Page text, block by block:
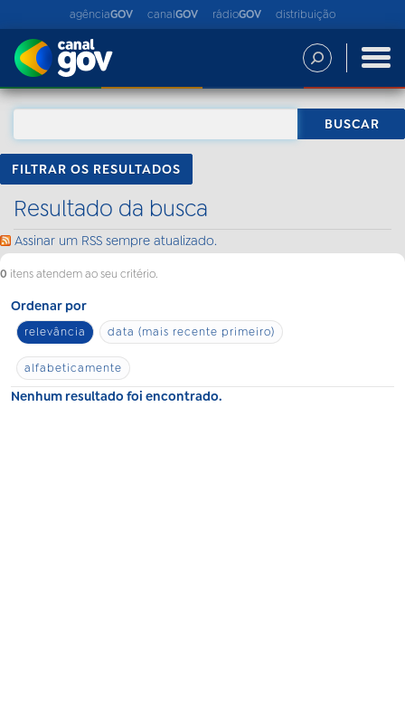
agênciaGOV canalGOV rádioGOV distribuição
FILTRAR OS RESULTADOS
Resultado da busca
Assinar um RSS sempre atualizado.
0 itens atendem ao seu critério.
Ordenar por
relevância data (mais recente primeiro)
alfabeticamente
Nenhum resultado foi encontrado.